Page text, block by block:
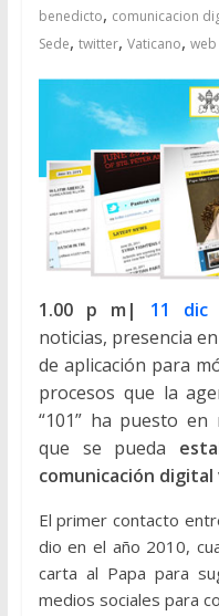
benedicto, comunicacion
Sede, twitter, Vaticano, web
1.00 p m| 11 dic
noticias, presencia
de aplicación para
procesos que la
“101” ha puesto
que se pueda
comunicación
El primer contacto
dio en el año 2010,
carta al Papa para
medios sociales para